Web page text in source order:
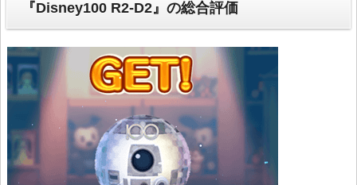
『Disney100 R2-D2』の総合評価